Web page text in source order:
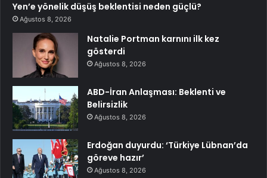
Yen’e yönelik düşüş beklentisi neden güçlü?
Ağustos 8, 2026
Natalie Portman karnını ilk kez
gösterdi
Ağustos 8, 2026
ABD-İran Anlaşması: Beklenti ve
Belirsizlik
Ağustos 8, 2026
Erdoğan duyurdu: ‘Türkiye Lübnan’da
göreve hazır’
Ağustos 8, 2026